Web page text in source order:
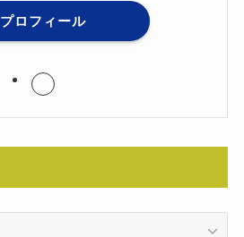
プロフィール